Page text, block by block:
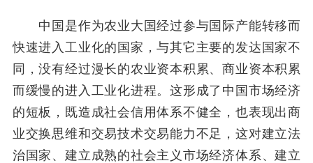
中国是作为农业大国经过参与国际产能转移而
快速进入工业化的国家，与其它主要的发达国家不
同，没有经过漫长的农业资本积累、商业资本积累
而缓慢的进入工业化进程。这形成了中国市场经济
的短板，既造成社会信用体系不健全，也表现出商
业交换思维和交易技术交易能力不足，这对建立法
治国家、建立成熟的社会主义市场经济体系、建立